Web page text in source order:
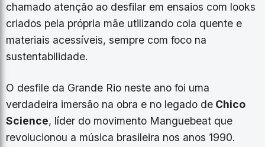
chamado atenção ao desfilar em ensaios com looks
criados pela própria mãe utilizando cola quente e
materiais acessíveis, sempre com foco na
sustentabilidade.
O desfile da Grande Rio neste ano foi uma
verdadeira imersão na obra e no legado de Chico
Science, líder do movimento Manguebeat que
revolucionou a música brasileira nos anos 1990.